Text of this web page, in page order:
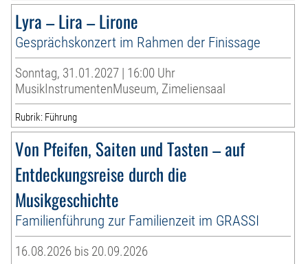
Lyra – Lira – Lirone
Gesprächskonzert im Rahmen der Finissage
Sonntag, 31.01.2027 | 16:00 Uhr
MusikInstrumentenMuseum, Zimeliensaal
Rubrik: Führung
Von Pfeifen, Saiten und Tasten – auf
Entdeckungsreise durch die
Musikgeschichte
Familienführung zur Familienzeit im GRASSI
16.08.2026 bis 20.09.2026